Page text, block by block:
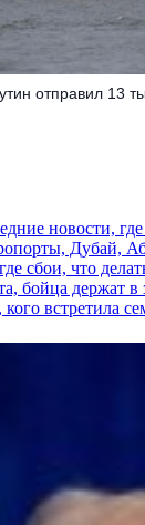
отправил 13
новости,
Дубай,
сбои, что
бойца держат в
встретила